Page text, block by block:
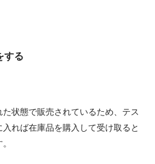
する
状態で販売されているため、テス
れば在庫品を購入して受け取ると